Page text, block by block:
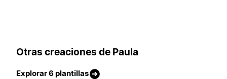
Otras creaciones de Paula
Explorar 6 plantillas